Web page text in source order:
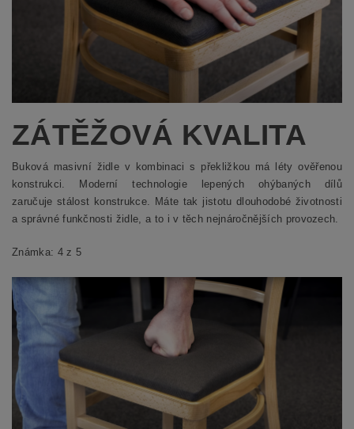
ZÁTĚŽOVÁ KVALITA
Buková masivní židle v kombinaci s překližkou má léty ověřenou
konstrukci. Moderní technologie lepených ohýbaných dílů
zaručuje stálost konstrukce. Máte tak jistotu dlouhodobé životnosti
a správné funkčnosti židle, a to i v těch nejnáročnějších provozech.
Známka: 4 z 5